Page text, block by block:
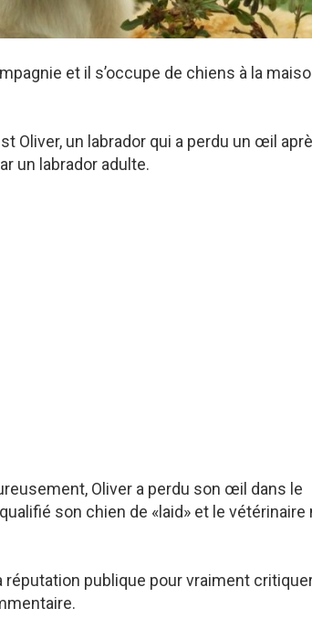
et il s’occupe de chiens à la
Oliver, un labrador qui a perdu un œil
un labrador adulte.
Oliver a perdu son œil dans le
son chien de «laid» et le vétérinaire
réputation publique pour vraiment